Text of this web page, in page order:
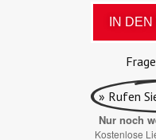
IN
» Rufen
Nur noch
Kostenlose